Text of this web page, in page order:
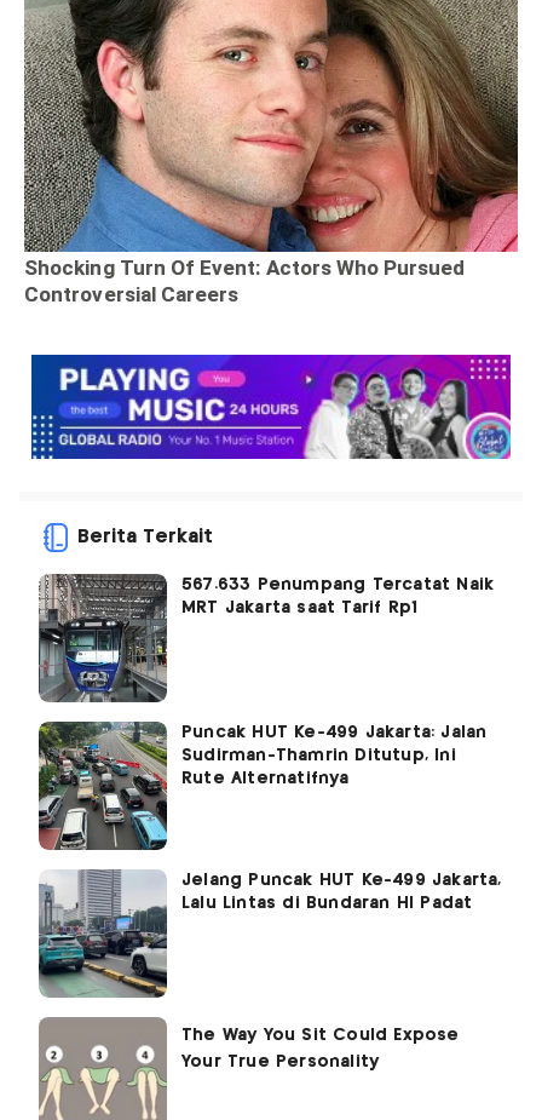
Berita Terkait
567.633 Penumpang Tercatat Naik
MRT Jakarta saat Tarif Rp1
Puncak HUT Ke-499 Jakarta: Jalan
Sudirman-Thamrin Ditutup, Ini
Rute Alternatifnya
Jelang Puncak HUT Ke-499 Jakarta,
Lalu Lintas di Bundaran HI Padat